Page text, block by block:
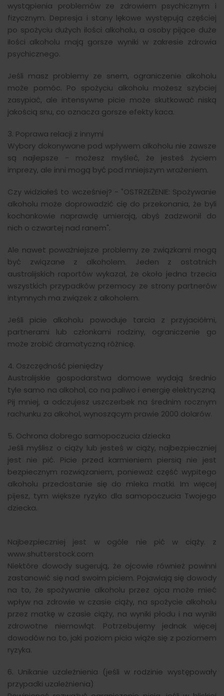
wystąpienia problemów ze zdrowiem psychicznym i
fizycznym. Depresja i stany lękowe występują częściej
po spożyciu dużych ilości alkoholu, a osoby pijące duże
ilości alkoholu mają gorsze wyniki w zakresie zdrowia
psychicznego.
Jeśli masz problemy ze snem, ograniczenie alkoholu
może pomóc. Po spożyciu alkoholu możesz szybciej
zasypiać, ale intensywne picie może skutkować niską
jakością snu, co oznacza gorsze efekty kaca.
3. Poprawa relacji z innymi
Wybory dokonywane pod wpływem alkoholu nie zawsze
są najlepsze - możesz myśleć, że jesteś życiem
imprezy, ale inni mogą być pod mniejszym wrażeniem.
Czy widziałeś to wcześniej? - "OSTRZEŻENIE: Spożywanie
alkoholu może doprowadzić cię do przekonania, że byli
kochankowie naprawdę umierają, abyś zadzwonił do
nich o czwartej nad ranem".
Ale nawet poważniejsze problemy ze związkami mogą
być związane z alkoholem. Jeden z ostatnich
australijskich raportów wykazał, że około jedna trzecia
wszystkich przypadków przemocy ze strony partnerów
intymnych ma związek z alkoholem.
Jeśli picie alkoholu powoduje tarcia z przyjaciółmi,
partnerami lub członkami rodziny, ograniczenie go
może zrobić dramatyczną różnicę.
4. Oszczędność pieniędzy
Australijskie gospodarstwa domowe wydają średnio
tyle samo na alkohol, co na paliwo i energię elektryczną.
Pij mniej, a odczujesz uszczerbek na średnim rocznym
rachunku za alkohol, wynoszącym prawie 2000 dolarów.
5. Ochrona dobrego samopoczucia dziecka
Jeśli myślisz o ciąży lub jesteś w ciąży, najbezpieczniej
jest nie pić. Picie przed karmieniem piersią nie jest
bezpiecznym rozwiązaniem, ponieważ część wypitego
alkoholu przedostanie się do mleka matki. Im więcej
pijesz, tym większe ryzyko dla samopoczucia Twojego
dziecka.
Najbezpieczniej jest w ogóle nie pić w ciąży. z
www.shutterstock.com
Niektóre dowody sugerują, że ojcowie również powinni
zastanowić się nad swoim piciem. Pojawiają się dowody
na to, że spożywanie alkoholu przez ojca może mieć
wpływ na zdrowie w czasie ciąży, na spożycie alkoholu
przez matkę w czasie ciąży, na wyniki płodu i na wyniki
zdrowotne niemowląt. Potrzebujemy jednak więcej
dowodów na to, jaki poziom picia wiąże się z poziomem
ryzyka.
6. Unikanie uzależnienia (jeśli w rodzinie występowały
przypadki uzależnienia)